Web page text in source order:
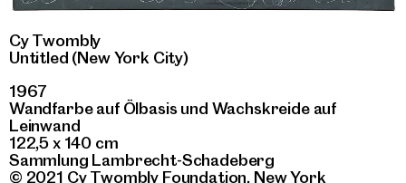
Cy Twombly
Untitled (New York City)
1967
Wandfarbe auf Ölbasis und Wachskreide auf
Leinwand
122,5 x 140 cm
Sammlung Lambrecht-Schadeberg
© 2021 Cy Twombly Foundation, New York